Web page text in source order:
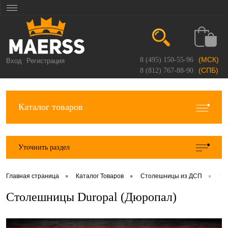
Вход Регистрация 8 (495) 150-55-96 (МСК)
8 (812) 767-88-90 (СПБ)
Каталог товаров
Уточнить раздел
Главная страница • Каталог Товаров • Столешницы из ДСП •
Столешницы Duropal (Дюропал)